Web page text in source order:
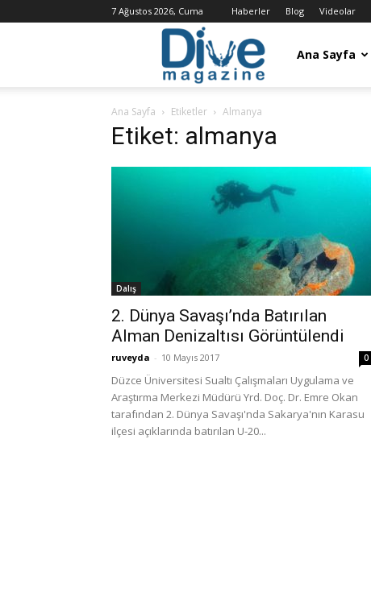
7 Ağustos 2026, Cuma Haberler Blog Videolar
Dalış
Dive
Magazine
Türkiye
Ana Sayfa
Ana Sayfa Etiketler Almanya
Etiket: almanya
Dalış
2. Dünya Savaşı’nda Batırılan
Alman Denizaltısı Görüntülendi
ruveyda - 10 Mayıs 2017 0
Düzce Üniversitesi Sualtı Çalışmaları Uygulama ve
Araştırma Merkezi Müdürü Yrd. Doç. Dr. Emre Okan
tarafından 2. Dünya Savaşı'nda Sakarya'nın Karasu
ilçesi açıklarında batırılan U-20...